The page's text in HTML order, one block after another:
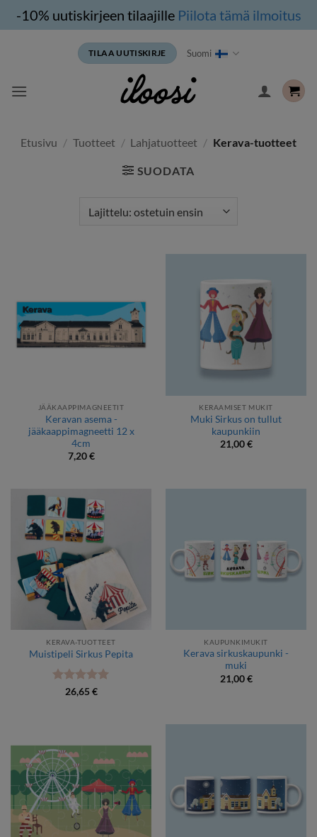
-10% uutiskirjeen tilaajille Piilota tämä ilmoitus
TILAA UUTISKIRJE Suomi
Etusivu / Tuotteet / Lahjatuotteet / Kerava-tuotteet
SUODATA
JÄÄKAAPPIMAGNEETIT
Keravan asema -
jääkaappimagneetti 12 x
4cm
7,20€
KERAAMISET MUKIT
Muki Sirkus on tullut
kaupunkiin
21,00€
KERAVA-TUOTTEET
Muistipeli Sirkus Pepita
Arvostelu
26,65€
KAUPUNKIMUKIT
Kerava sirkuskaupunki -
muki
21,00€